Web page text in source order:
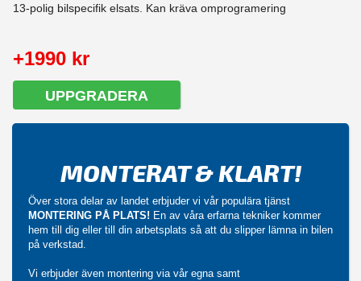
13-polig bilspecifik elsats. Kan kräva omprogramering
+1990 kr
UPPGRADERA
MONTERAT & KLART!
Över stora delar av landet erbjuder vi vår populära tjänst
MONTERING PÅ PLATS! En av våra erfarna tekniker kommer
hem till dig eller till din arbetsplats så att du slipper lämna in bilen
på verkstad.
Vi erbjuder även montering via vår egna samt